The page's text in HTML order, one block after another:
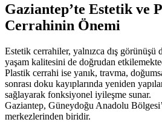
Gaziantep’te Estetik ve
Cerrahinin Önemi
Estetik cerrahiler, yalnızca dış
yaşam kalitesini de doğrudan
Plastik cerrahi ise yanık, travma,
sonrası doku kayıplarında yeniden
sağlayarak fonksiyonel iyileşme sunar.
Gaziantep, Güneydoğu Anadolu
merkezlerinden biridir.